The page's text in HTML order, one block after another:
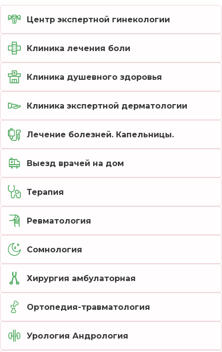
Центр экспертной гинекологии
Клиника лечения боли
Клиника душевного здоровья
Клиника экспертной дерматологии
Лечение болезней. Капельницы.
Выезд врачей на дом
Терапия
Ревматология
Сомнология
Хирургия амбулаторная
Ортопедия-травматология
Урология Андрология